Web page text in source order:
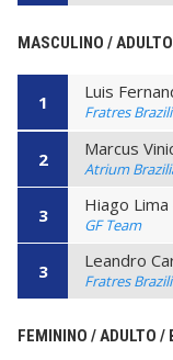
MASCULINO /
1 Luis
Fratres
2 Marcus
Atrium
3 Hiago
GF Team
3 Leandro
Fratres
FEMININO / ADULTO /